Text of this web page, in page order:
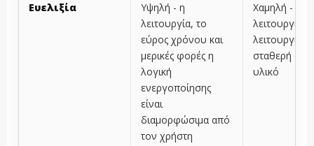
Ευελιξία
Υψηλή - η
λειτουργία, το
εύρος χρόνου και
μερικές φορές η
λογική
ενεργοποίησης
είναι
διαμορφώσιμα από
τον χρήστη
Χαμηλή - η
λειτουργία
λειτουργίας
σταθερή
υλικό